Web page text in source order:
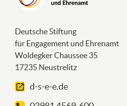
Deutsche Stiftung
für Engagement und Ehrenamt
Woldegker Chaussee 35
17235 Neustrelitz
d-s-e-e.de